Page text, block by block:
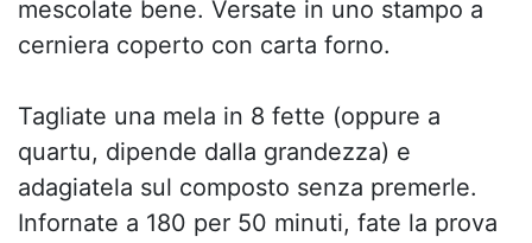
mescolate bene. Versate in uno stampo a
cerniera coperto con carta forno.
Tagliate una mela in 8 fette (oppure a
quartu, dipende dalla grandezza) e
adagiatela sul composto senza premerle.
Infornate a 180 per 50 minuti, fate la prova